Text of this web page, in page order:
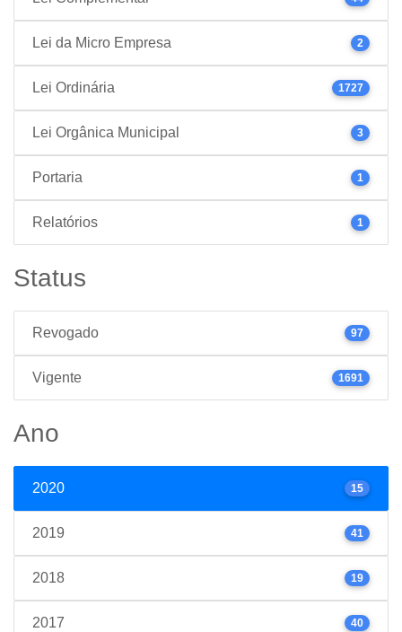
Lei da Micro Empresa 2
Lei Ordinária 1727
Lei Orgânica Municipal 3
Portaria 1
Relatórios 1
Status
Revogado 97
Vigente 1691
Ano
2020 15
2019 41
2018 19
2017 40